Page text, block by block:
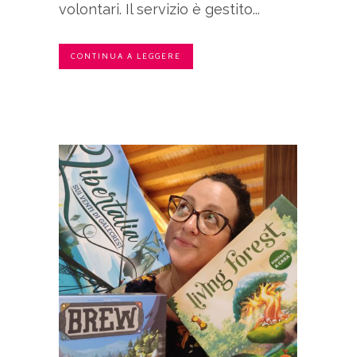
volontari. Il servizio è gestito...
CONTINUA A LEGGERE